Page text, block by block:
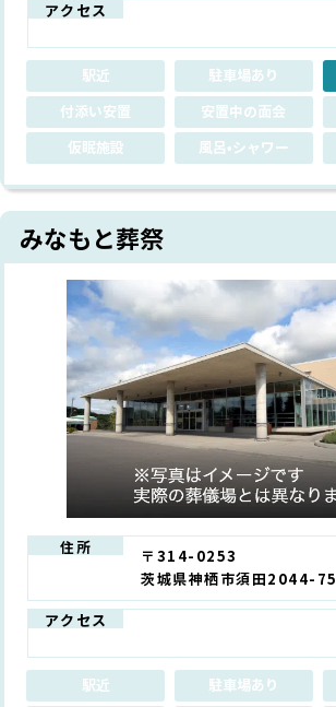
アクセス
駅近 駐車場あり
付添い安置
安置中の面会
仮眠施設
風呂•シャワー
みなもと葬祭
住所
〒314-0253
茨城県神栖市須田2044-75
アクセス
駅近 駐車場あり